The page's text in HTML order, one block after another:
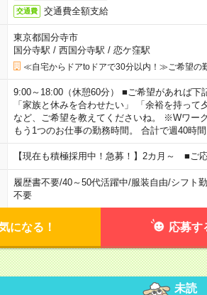
交通費 交通費全額支給
東京都国分寺市
国分寺駅 / 西国分寺駅 / 恋ケ窪駅
≪自宅からドアtoドアで30分以内！≫ご希望の
9:00～18:00（休憩60分） ■ご希望があれば
「家族と休みを合わせたい」 「余裕を持っ
など、ご希望を教えてくださいね。 ※Wワー
もう1つのお仕事の勤務時間。 合計で週40時
【現在も積極採用中！急募！】2カ月～ ■ご
履歴書不要/40～50代活躍中/服装自由/シフト
不要
になる！ 応募す
未読